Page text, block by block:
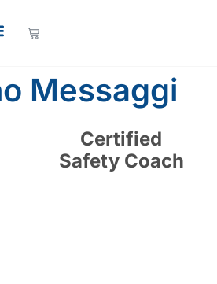
Messaggi
Certified
Safety Coach